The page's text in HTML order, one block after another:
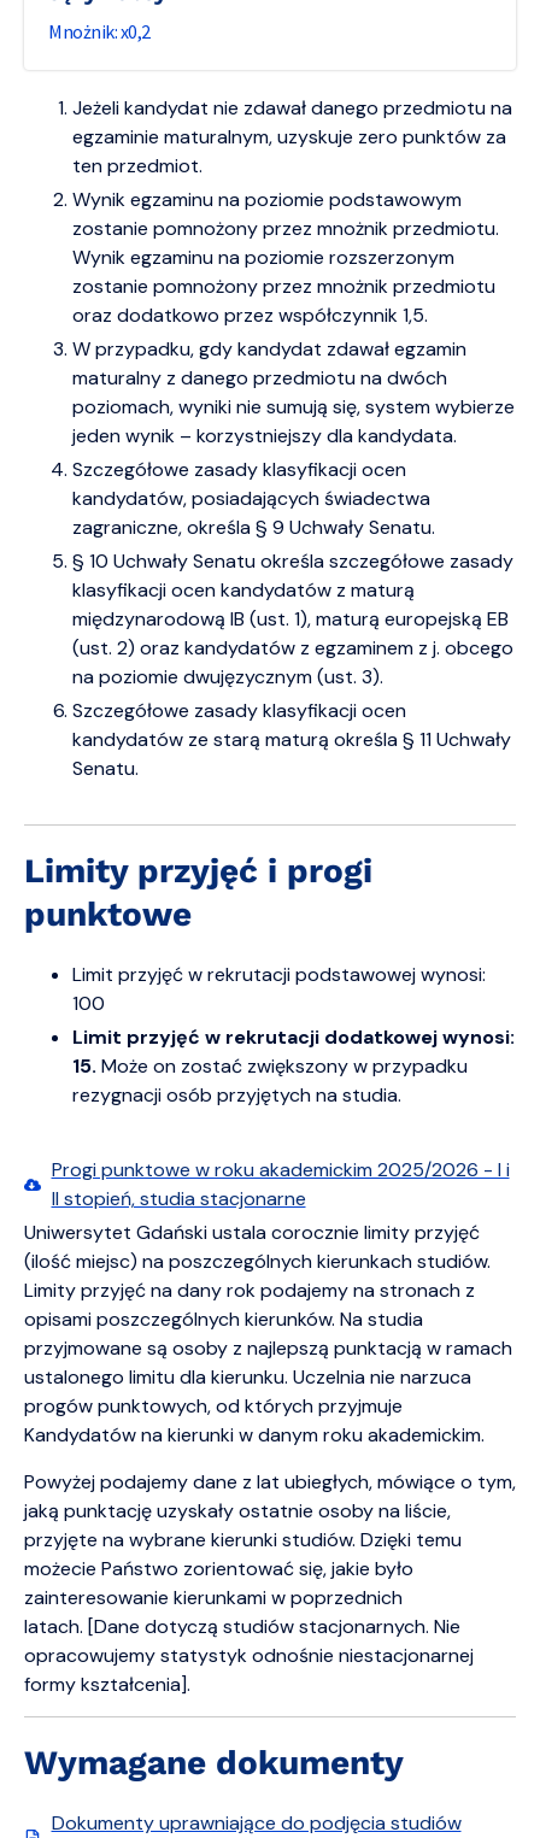
0,2
Jeżeli kandydat nie zdawał danego przedmiotu na
egzaminie maturalnym, uzyskuje zero punktów za
ten przedmiot.
Wynik egzaminu na poziomie podstawowym
zostanie pomnożony przez mnożnik przedmiotu.
Wynik egzaminu na poziomie rozszerzonym
zostanie pomnożony przez mnożnik przedmiotu
oraz dodatkowo przez współczynnik 1,5.
W przypadku, gdy kandydat zdawał egzamin
maturalny z danego przedmiotu na dwóch
poziomach, wyniki nie sumują się, system wybierze
jeden wynik – korzystniejszy dla kandydata.
Szczegółowe zasady klasyfikacji ocen
kandydatów, posiadających świadectwa
zagraniczne, określa § 9 Uchwały Senatu.
§ 10 Uchwały Senatu określa szczegółowe zasady
klasyfikacji ocen kandydatów z maturą
międzynarodową IB (ust. 1), maturą europejską EB
(ust. 2) oraz kandydatów z egzaminem z j. obcego
na poziomie dwujęzycznym (ust. 3).
Szczegółowe zasady klasyfikacji ocen
kandydatów ze starą maturą określa § 11 Uchwały
Senatu.
Limity przyjęć i progi
punktowe
Limit przyjęć w rekrutacji podstawowej wynosi:
100
Limit przyjęć w rekrutacji dodatkowej wynosi:
15. Może on zostać zwiększony w przypadku
rezygnacji osób przyjętych na studia.
Progi punktowe w roku akademickim 2025/2026 - I i
II stopień, studia stacjonarne
Uniwersytet Gdański ustala corocznie limity przyjęć
(ilość miejsc) na poszczególnych kierunkach studiów.
Limity przyjęć na dany rok podajemy na stronach z
opisami poszczególnych kierunków. Na studia
przyjmowane są osoby z najlepszą punktacją w ramach
ustalonego limitu dla kierunku. Uczelnia nie narzuca
progów punktowych, od których przyjmuje
Kandydatów na kierunki w danym roku akademickim.
Powyżej podajemy dane z lat ubiegłych, mówiące o tym,
jaką punktację uzyskały ostatnie osoby na liście,
przyjęte na wybrane kierunki studiów. Dzięki temu
możecie Państwo zorientować się, jakie było
zainteresowanie kierunkami w poprzednich
latach. [Dane dotyczą studiów stacjonarnych. Nie
opracowujemy statystyk odnośnie niestacjonarnej
formy kształcenia].
Wymagane dokumenty
Dokumenty uprawniające do podjęcia studiów